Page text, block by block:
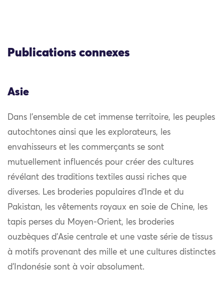
Publications connexes
Asie
Dans l’ensemble de cet immense territoire, les peuples
autochtones ainsi que les explorateurs, les
envahisseurs et les commerçants se sont
mutuellement influencés pour créer des cultures
révélant des traditions textiles aussi riches que
diverses. Les broderies populaires d’Inde et du
Pakistan, les vêtements royaux en soie de Chine, les
tapis perses du Moyen-Orient, les broderies
ouzbèques d’Asie centrale et une vaste série de tissus
à motifs provenant des mille et une cultures distinctes
d’Indonésie sont à voir absolument.